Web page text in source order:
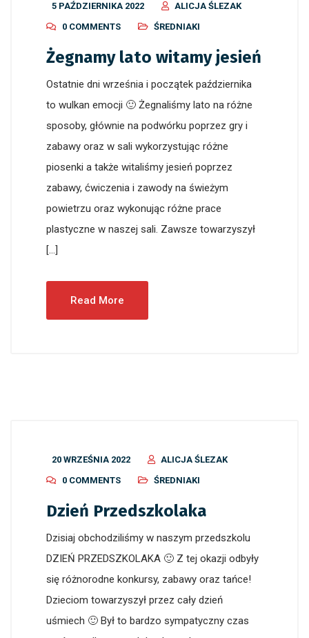
5 PAŹDZIERNIKA 2022
ALICJA ŚLEZAK
0 COMMENTS
ŚREDNIAKI
Żegnamy lato witamy jesień
Ostatnie dni września i początek października
to wulkan emocji 🙂 Żegnaliśmy lato na różne
sposoby, głównie na podwórku poprzez gry i
zabawy oraz w sali wykorzystując różne
piosenki a także witaliśmy jesień poprzez
zabawy, ćwiczenia i zawody na świeżym
powietrzu oraz wykonując różne prace
plastyczne w naszej sali. Zawsze towarzyszył
[…]
Read More
20 WRZEŚNIA 2022
ALICJA ŚLEZAK
0 COMMENTS
ŚREDNIAKI
Dzień Przedszkolaka
Dzisiaj obchodziliśmy w naszym przedszkolu
DZIEŃ PRZEDSZKOLAKA 🙂 Z tej okazji odbyły
się różnorodne konkursy, zabawy oraz tańce!
Dzieciom towarzyszył przez cały dzień
uśmiech 🙂 Był to bardzo sympatyczny czas